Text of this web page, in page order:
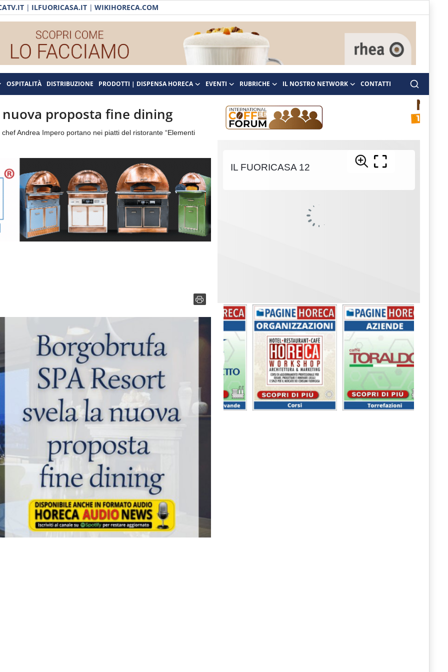
| ILFUORICASA.IT | WIKIHORECA.COM
OSPITALITÀ DISTRIBUZIONE PRODOTTI | DISPENSA HORECA EVENTI RUBRICHE IL NOSTRO NETWORK CONTATTI
nuova proposta fine dining
Andrea Impero portano nei piatti del ristorante “Elementi